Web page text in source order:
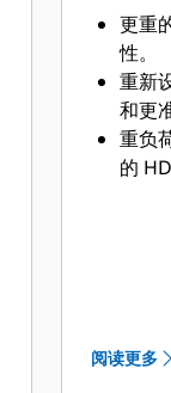
中，
助操
工装
系统
他
更重
性。
重新
和更
重负
的
阅读更多